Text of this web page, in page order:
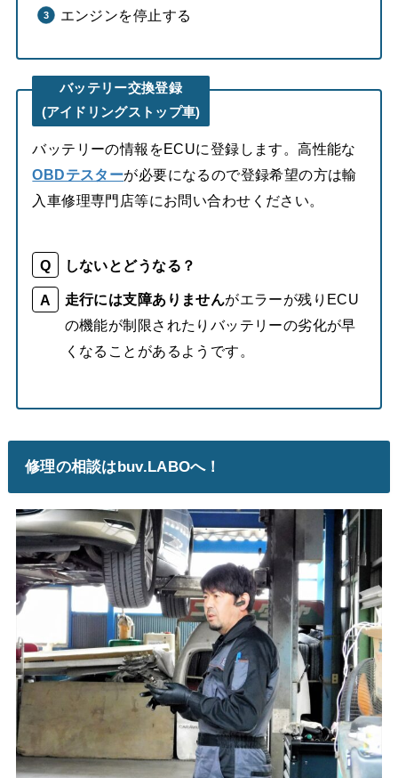
エンジンを停止する
バッテリー交換登録
(アイドリングストップ車)
バッテリーの情報をECUに登録します。高性能な
OBDテスターが必要になるので登録希望の方は輸
入車修理専門店等にお問い合わせください。
しないとどうなる？
走行には支障ありませんがエラーが残りECU
の機能が制限されたりバッテリーの劣化が早
くなることがあるようです。
修理の相談はbuv.LABOへ！